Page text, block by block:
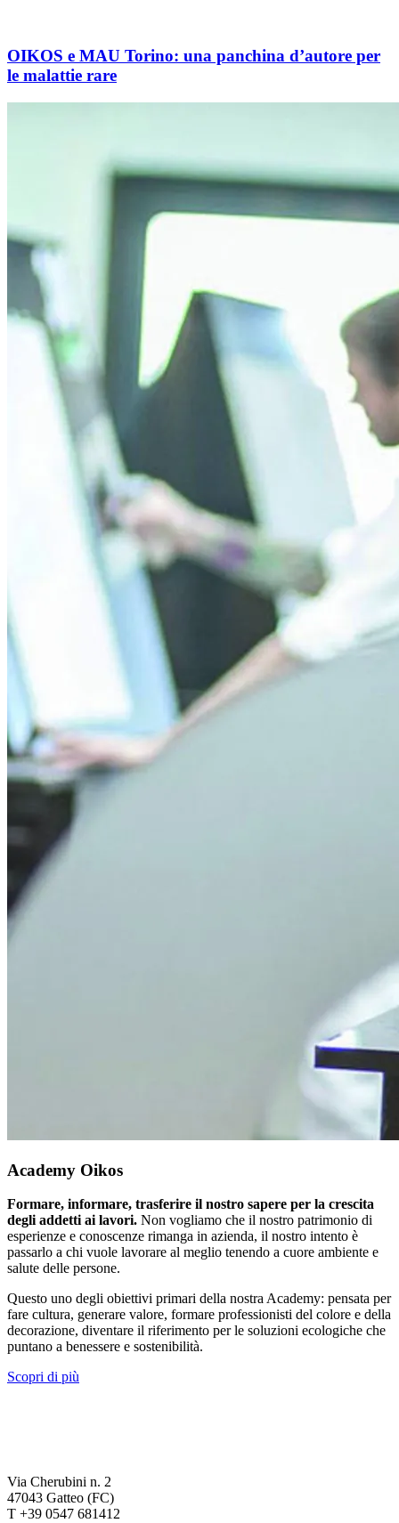
OIKOS e MAU Torino: una panchina d’autore per
le malattie rare
Academy Oikos
Formare, informare, trasferire il nostro sapere per la crescita
degli addetti ai lavori. Non vogliamo che il nostro patrimonio di
esperienze e conoscenze rimanga in azienda, il nostro intento è
passarlo a chi vuole lavorare al meglio tenendo a cuore ambiente e
salute delle persone.
Questo uno degli obiettivi primari della nostra Academy: pensata per
fare cultura, generare valore, formare professionisti del colore e della
decorazione, diventare il riferimento per le soluzioni ecologiche che
puntano a benessere e sostenibilità.
Scopri di più
Via Cherubini n. 2
47043 Gatteo (FC)
T +39 0547 681412